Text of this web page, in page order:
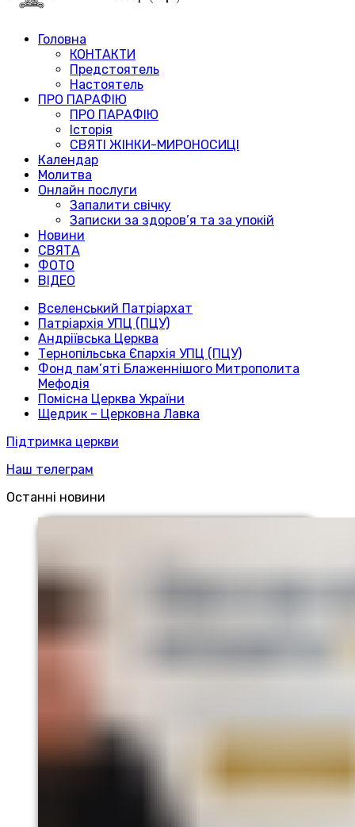
Головна
КОНТАКТИ
Предстоятель
Настоятель
ПРО ПАРАФІЮ
ПРО ПАРАФІЮ
Історія
СВЯТІ ЖІНКИ-МИРОНОСИЦІ
Календар
Молитва
Онлайн послуги
Запалити свічку
Записки за здоров’я та за упокій
Новини
СВЯТА
ФОТО
ВІДЕО
Вселенський Патріархат
Патріархія УПЦ (ПЦУ)
Андріївська Церква
Тернопільська Єпархія УПЦ (ПЦУ)
Фонд пам’яті Блаженнішого Митрополита
Мефодія
Помісна Церква України
Щедрик – Церковна Лавка
Підтримка церкви
Наш телеграм
Останні новини